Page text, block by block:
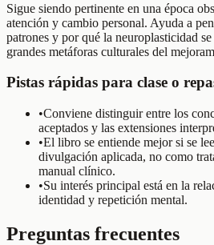
Sigue siendo pertinente en una época
atención y cambio personal. Ayuda a
patrones y por qué la neuroplasticidad
grandes metáforas culturales del
Pistas rápidas para clase o
•Conviene distinguir entre los
aceptados y las extensiones
•El libro se entiende mejor si se
divulgación aplicada, no como
manual clínico.
•Su interés principal está en la
identidad y repetición mental.
Preguntas frecuentes